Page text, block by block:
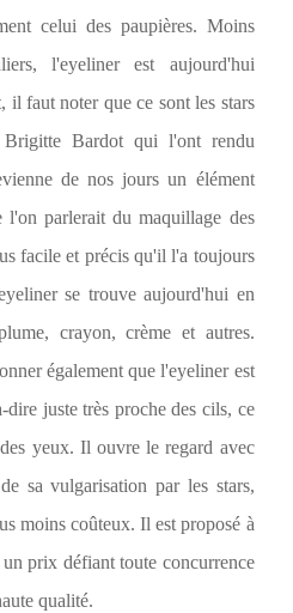
celui des paupières. Moins
l'eyeliner est aujourd'hui
il faut noter que ce sont les stars
Bardot qui l'ont rendu
de nos jours un élément
l'on parlerait du maquillage des
facile et précis qu'il l'a toujours
se trouve aujourd'hui en
crayon, crème et autres.
également que l'eyeliner est
dire juste très proche des cils, ce
yeux. Il ouvre le regard avec
sa vulgarisation par les stars,
moins coûteux. Il est proposé à
prix défiant toute concurrence
qualité.